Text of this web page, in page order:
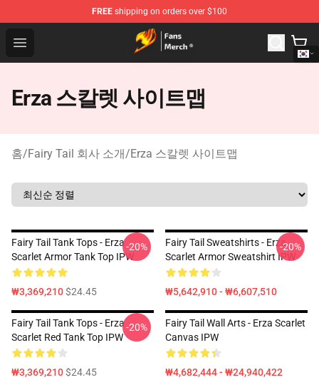
FREE shipping on orders over $100
Open menu
Fairy Tail Store - Official Fairy Tail Merchandise Shop
Erza 스칼렛 사이트맵
홈/Fairy Tail 회사 소개/Erza 스칼렛 사이트맵
Fairy Tail Tank Tops - Erza
Scarlet Armor Tank Top IPW
₩3,369,210$24.45
-20%
Fairy Tail Sweatshirts - Erza
Scarlet Armor Sweatshirt IPW
₩5,642,910 - ₩6,607,510
-20%
Fairy Tail Tank Tops - Erza
Scarlet Red Tank Top IPW
₩3,369,210$24.45
-20%
Fairy Tail Wall Arts - Erza Scarlet
Canvas IPW
₩4,682,444 - ₩24,940,422